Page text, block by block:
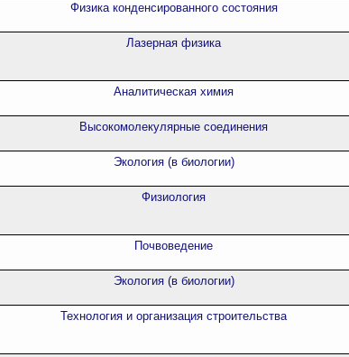
Физика конденсированного состояния
Лазерная физика
Аналитическая химия
Высокомолекулярные соединения
Экология (в биологии)
Физиология
Почвоведение
Экология (в биологии)
Технология и организация строительства